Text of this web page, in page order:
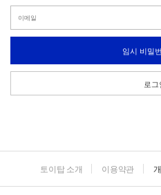
임시 비밀
로그
토이탑 소개 이용약관